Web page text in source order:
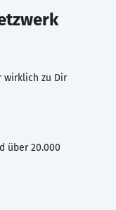
wirklich zu Dir
über 20.000